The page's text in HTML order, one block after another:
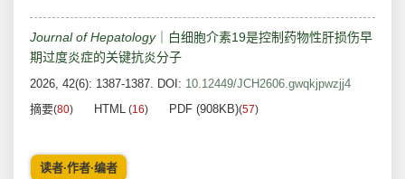
Journal of Hepatology｜白细胞介素19是控制药物性肝损伤早
期过度炎症的关键抗炎分子
2026, 42(6): 1387-1387. DOI: 10.12449/JCH2606.gwqkjpwzjj4
摘要(80) HTML (16) PDF (908KB)(57)
读者·作者·编者